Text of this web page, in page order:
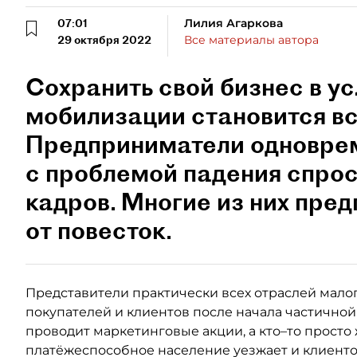
07:01
29 октября 2022
Лилия Агаркова
Все материалы автора
Сохранить свой бизнес в
мобилизации становится
Предприниматели
с проблемой падения
кадров. Многие из них
от повесток.
Представители практически всех отраслей
покупателей и клиентов после начала
проводит маркетинговые акции, а кто–то
платёжеспособное население уезжает и